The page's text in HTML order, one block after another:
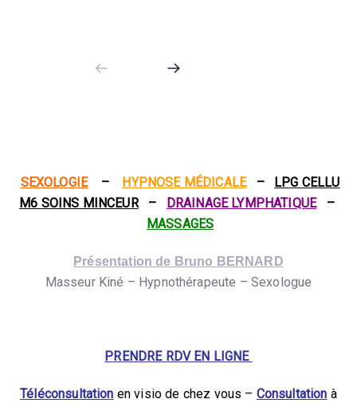
SEXOLOGIE– HYPNOSE MÉDICALE– LPG CELLU
M6 SOINS MINCEUR– DRAINAGE LYMPHATIQUE
–
MASSAGES
Présentation de Bruno BERNARD
Masseur Kiné – Hypnothérapeute – Sexologue
PRENDRE RDV EN LIGNE
Téléconsultation en visio de chez vous – Consultation à